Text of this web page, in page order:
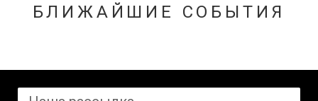
БЛИЖАЙШИЕ СОБЫТИЯ